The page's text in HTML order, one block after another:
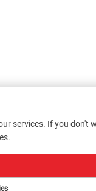
services. If you don't